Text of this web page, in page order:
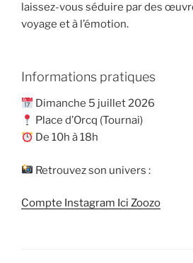
laissez-vous séduire par des
voyage et à l’émotion.
Informations pratiques
Dimanche 5 juillet 2026
Place d’Orcq (Tournai)
De 10h à 18h
Retrouvez son univers :
Compte Instagram Ici Zoozo